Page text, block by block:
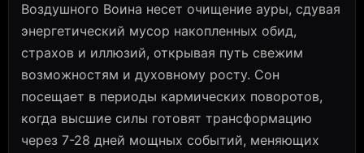
Воздушного Воина несет очищение ауры, сдувая
энергетический мусор накопленных обид,
страхов и иллюзий, открывая путь свежим
возможностям и духовному росту. Сон
посещает в периоды кармических поворотов,
когда высшие силы готовят трансформацию
через 7-28 дней мощных событий, меняющих